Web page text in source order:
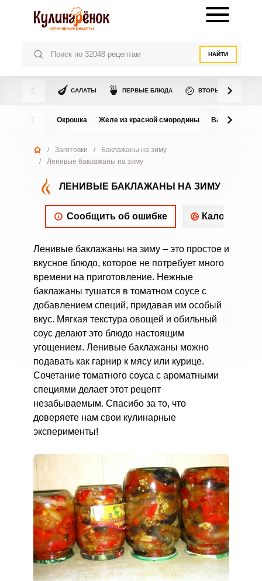
НАЙТИ
🍆 САЛАТЫ 🍵 ПЕРВЫЕ БЛЮДА 🍲 ВТОРЫЕ БЛЮДА
Окрошка Желе из красной смородины Варенье из
/ Заготовки /
Баклажаны на зиму
/
Ленивые баклажаны на зиму
ЛЕНИВЫЕ БАКЛАЖАНЫ НА ЗИМУ
Сообщить об ошибке
Ленивые баклажаны на зиму – это простое и
вкусное блюдо, которое не потребует много
времени на приготовление. Нежные
баклажаны тушатся в томатном соусе с
добавлением специй, придавая им особый
вкус. Мягкая текстура овощей и обильный
соус делают это блюдо настоящим
угощением. Ленивые баклажаны можно
подавать как гарнир к мясу или курице.
Сочетание томатного соуса с ароматными
специями делает этот рецепт
незабываемым. Спасибо за то, что
доверяете нам свои кулинарные
эксперименты!